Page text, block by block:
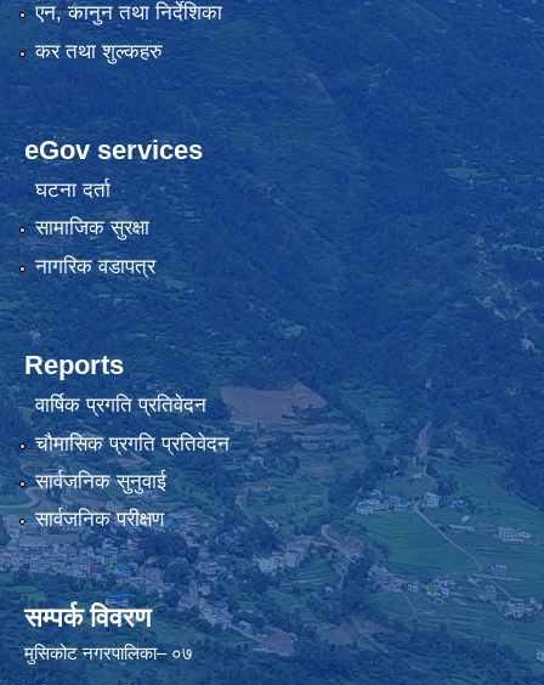
एन, कानुन तथा निर्देशिका
कर तथा शुल्कहरु
eGov services
घटना दर्ता
सामाजिक सुरक्षा
नागरिक वडापत्र
Reports
वार्षिक प्रगति प्रतिवेदन
चौमासिक प्रगति प्रतिवेदन
सार्वजनिक सुनुवाई
सार्वजनिक परीक्षण
सम्पर्क विवरण
मुसिकोट नगरपालिका– ०७